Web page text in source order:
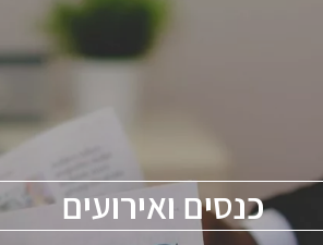
כנסים ואירועים
כנסים ואירועים
הסמיקונדקטור כולל מהנדסים, מומחים מקצועיים
ChipEx2026 will be held on May 12-13,